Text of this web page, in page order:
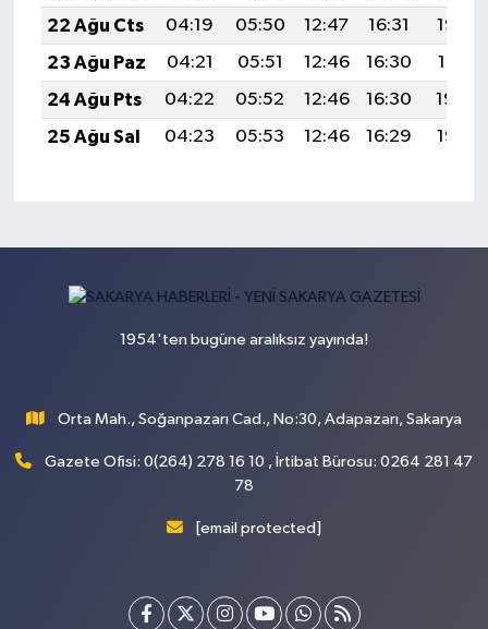
22 Ağu Cts
04:19 05:50 12:47 16:31
19:33
23 Ağu Paz
04:21 05:51 12:46 16:30
19:31
24 Ağu Pts
04:22 05:52 12:46 16:30
19:30
25 Ağu Sal
04:23 05:53 12:46 16:29 19:28
1954'ten bugüne aralıksız yayında!
Orta Mah., Soğanpazarı Cad., No:30, Adapazarı, Sakarya
Gazete Ofisi: 0(264) 278 16 10 , İrtibat Bürosu: 0264 281 47
78
[email protected]